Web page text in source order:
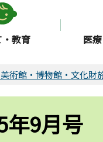
教育 医
術館・博物館・文化財
年9月号